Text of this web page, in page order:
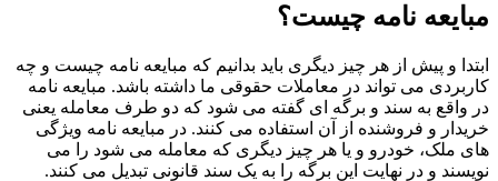
مبایعه نامه چیست؟
ابتدا و پیش از هر چیز دیگری باید بدانیم که مبایعه نامه چیست و چه
کاربردی می تواند در معاملات حقوقی ما داشته باشد. مبایعه نامه
در واقع به سند و برگه ای گفته می شود که دو طرف معامله یعنی
خریدار و فروشنده از آن استفاده می کنند. در مبایعه نامه ویژگی
های ملک، خودرو و یا هر چیز دیگری که معامله می شود را می
نویسند و در نهایت این برگه را به یک سند قانونی تبدیل می کنند.